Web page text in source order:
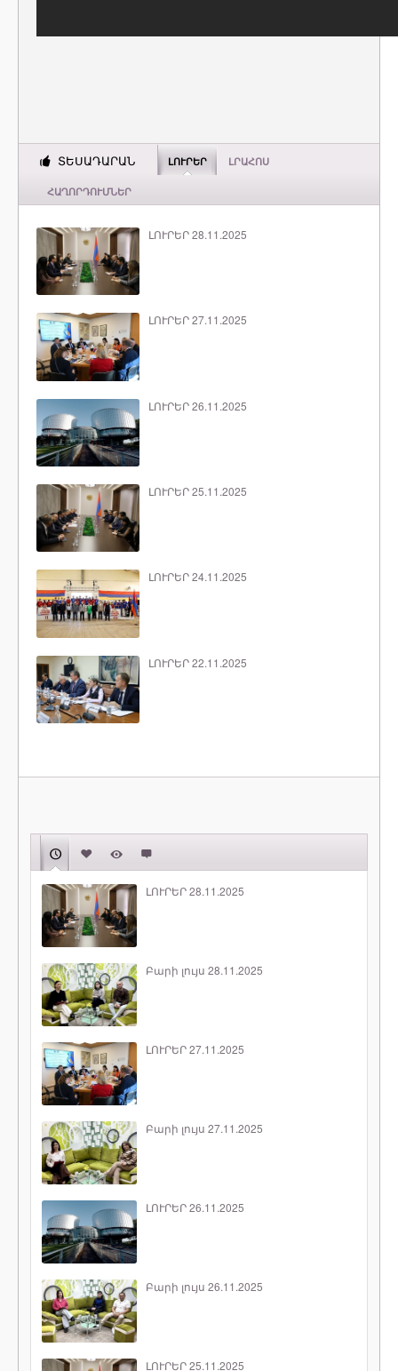
ՏԵՍԱԴԱՐԱՆ ԼՈՒՐԵՐ ԼՐԱՀՈՍ
ՀԱՂՈՐԴՈՒՄՆԵՐ
ԼՈՒՐԵՐ 28.11.2025
ԼՈՒՐԵՐ 27.11.2025
ԼՈՒՐԵՐ 26.11.2025
ԼՈՒՐԵՐ 25.11.2025
ԼՈՒՐԵՐ 24.11.2025
ԼՈՒՐԵՐ 22.11.2025
ԼՈՒՐԵՐ 28.11.2025
Բարի լույս 28.11.2025
ԼՈՒՐԵՐ 27.11.2025
Բարի լույս 27.11.2025
ԼՈՒՐԵՐ 26.11.2025
Բարի լույս 26.11.2025
ԼՈՒՐԵՐ 25.11.2025